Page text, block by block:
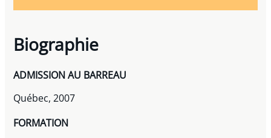
Biographie
ADMISSION AU BARREAU
Québec, 2007
FORMATION